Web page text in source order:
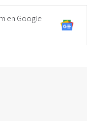
en Google